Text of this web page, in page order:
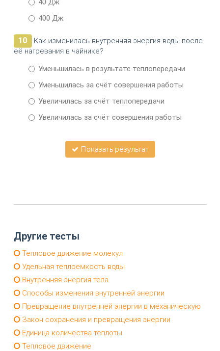
40 Дж
400 Дж
10
Как изменилась внутренняя энергия воды после
её нагревания в чайнике?
Уменьшилась в результате теплопередачи
Уменьшилась за счёт совершения работы
Увеличилась за счёт теплопередачи
Увеличилась за счёт совершения работы
Показать результат
Другие тесты
Тепловое движение молекул
Удельная теплоемкость воды
Внутренняя энергия тела
Способы изменения внутренней энергии
Превращение внутренней энергии в механическую
Закон сохранения и превращения энергии
Единица количества теплоты
Тепловое движение